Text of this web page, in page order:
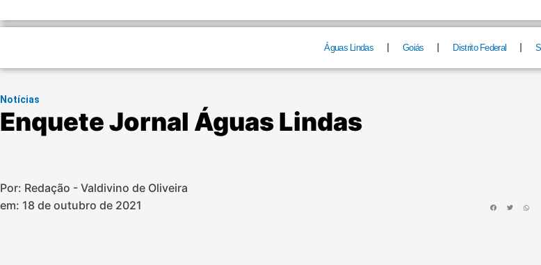
Águas Lindas Goiás Distrito Federal
Notícias
Enquete Jornal Águas Lindas
Por: Redação - Valdivino de Oliveira
em: 18 de outubro de 2021